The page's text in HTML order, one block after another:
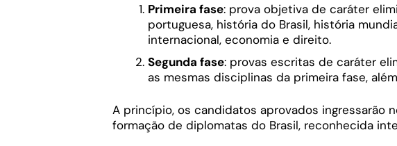
Primeira fase: prova objetiva de caráter
portuguesa, história do Brasil, história
internacional, economia e direito.
Segunda fase: provas escritas de caráter
as mesmas disciplinas da primeira fase,
A princípio, os candidatos aprovados ingressarão
formação de diplomatas do Brasil, reconhecida